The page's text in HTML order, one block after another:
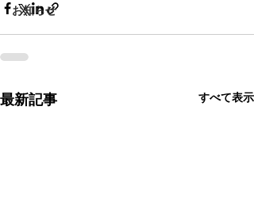
お知らせ
最新記事 すべて表示